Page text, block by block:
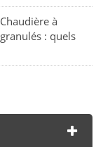
Chaudière à
granulés : quels